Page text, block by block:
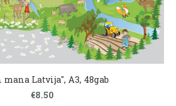
mana Latvija", A3, 48gab
€8.50